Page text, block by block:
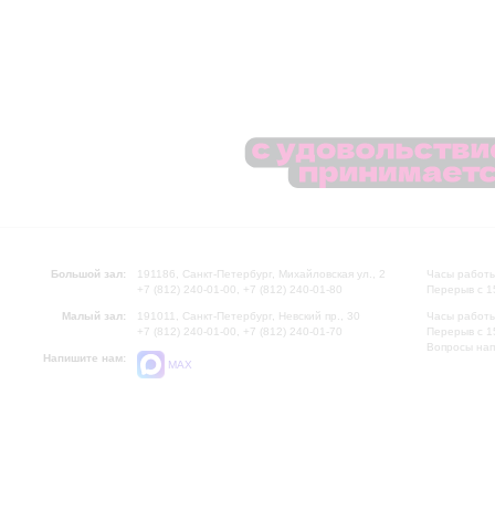
Большой зал:
191186, Санкт-Петербург, Михайловская ул., 2
+7 (812) 240-01-00, +7 (812) 240-01-80
Малый зал:
191011, Санкт-Петербург, Невский пр., 30
+7 (812) 240-01-00, +7 (812) 240-01-70
Напишите нам:
MAX
Часы
Перерыв с
Часы
Перерыв с
Вопросы